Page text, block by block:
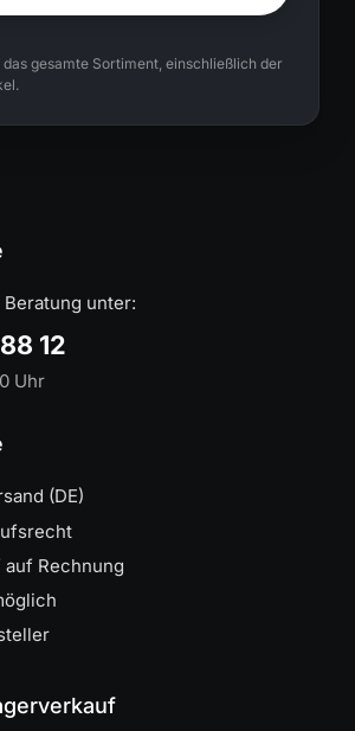
gesamte Sortiment, einschließlich der
unter:
12
Uhr
(DE)
auf Rechnung